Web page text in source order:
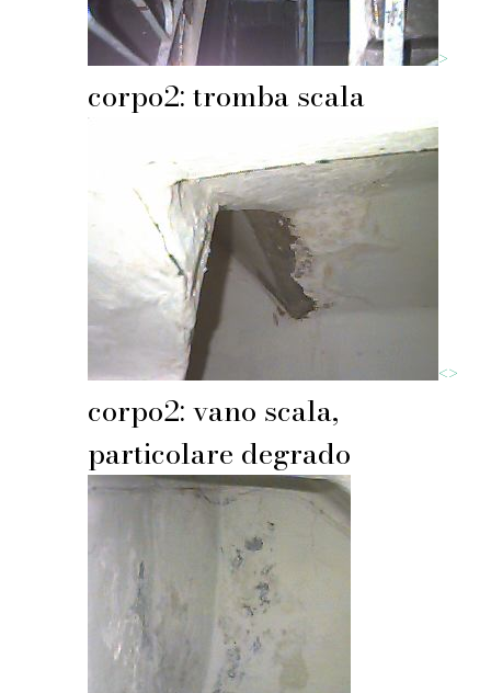
>
corpo2: tromba scala
<>
corpo2: vano scala,
particolare degrado